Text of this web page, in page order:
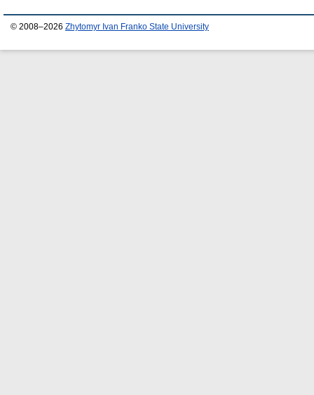
© 2008–2026 Zhytomyr Ivan Franko State University